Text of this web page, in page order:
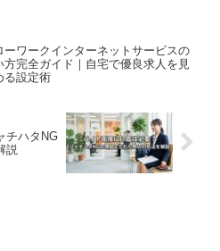
ーワークインターネットサービスの
方完全ガイド｜自宅で優良求人を見
る設定術
チハタNG
説